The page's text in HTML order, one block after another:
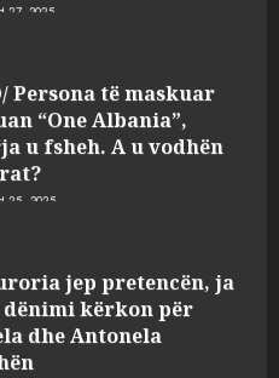
27, 2025
Persona të maskuar
“One Albania”,
u fsheh. A u vodhën
25, 2025
jep pretencën, ja
kërkon për
dhe Antonela